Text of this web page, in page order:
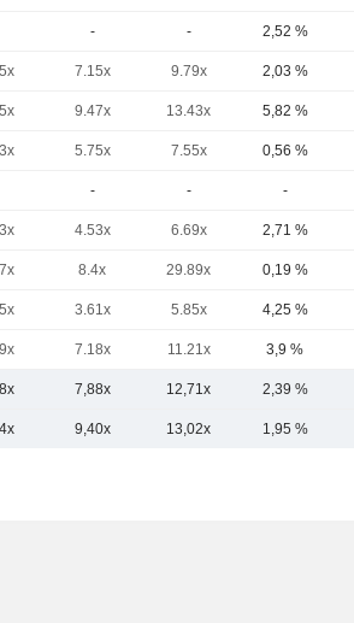
- - 2,52 %
7.15x 9.79x 2,03 %
9.47x 13.43x 5,82 %
5.75x 7.55x 0,56 %
- - -
4.53x 6.69x 2,71 %
8.4x 29.89x 0,19 %
3.61x 5.85x 4,25 %
7.18x 11.21x 3,9 %
7,88x 12,71x 2,39 %
9,40x 13,02x 1,95 %